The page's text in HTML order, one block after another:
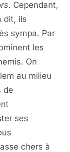
. Cependant,
dit, ils
sympa. Par
les
On
au milieu
de
ses
chers à